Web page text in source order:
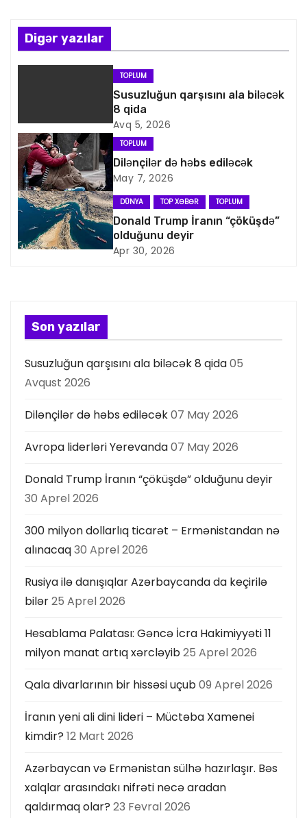
n
a
i
q
a
s
i
s
ı
Digər yazılar
TOPLUM
Susuzluğun qarşısını ala biləcək
8 qida
Avq 5, 2026
TOPLUM
Dilənçilər də həbs ediləcək
May 7, 2026
DÜNYA TOP XƏBƏR TOPLUM
Donald Trump İranın “çöküşdə”
olduğunu deyir
Apr 30, 2026
Son yazılar
Susuzluğun qarşısını ala biləcək 8 qida05
Avqust 2026
Dilənçilər də həbs ediləcək07 May 2026
Avropa liderləri Yerevanda07 May 2026
Donald Trump İranın “çöküşdə” olduğunu deyir
30 Aprel 2026
300 milyon dollarlıq ticarət – Ermənistandan nə
alınacaq30 Aprel 2026
Rusiya ilə danışıqlar Azərbaycanda da keçirilə
bilər25 Aprel 2026
Hesablama Palatası: Gəncə İcra Hakimiyyəti 11
milyon manat artıq xərcləyib25 Aprel 2026
Qala divarlarının bir hissəsi uçub09 Aprel 2026
İranın yeni ali dini lideri – Müctəba Xamenei
kimdir? 12 Mart 2026
Azərbaycan və Ermənistan sülhə hazırlaşır. Bəs
xalqlar arasındakı nifrəti necə aradan
qaldırmaq olar? 23 Fevral 2026